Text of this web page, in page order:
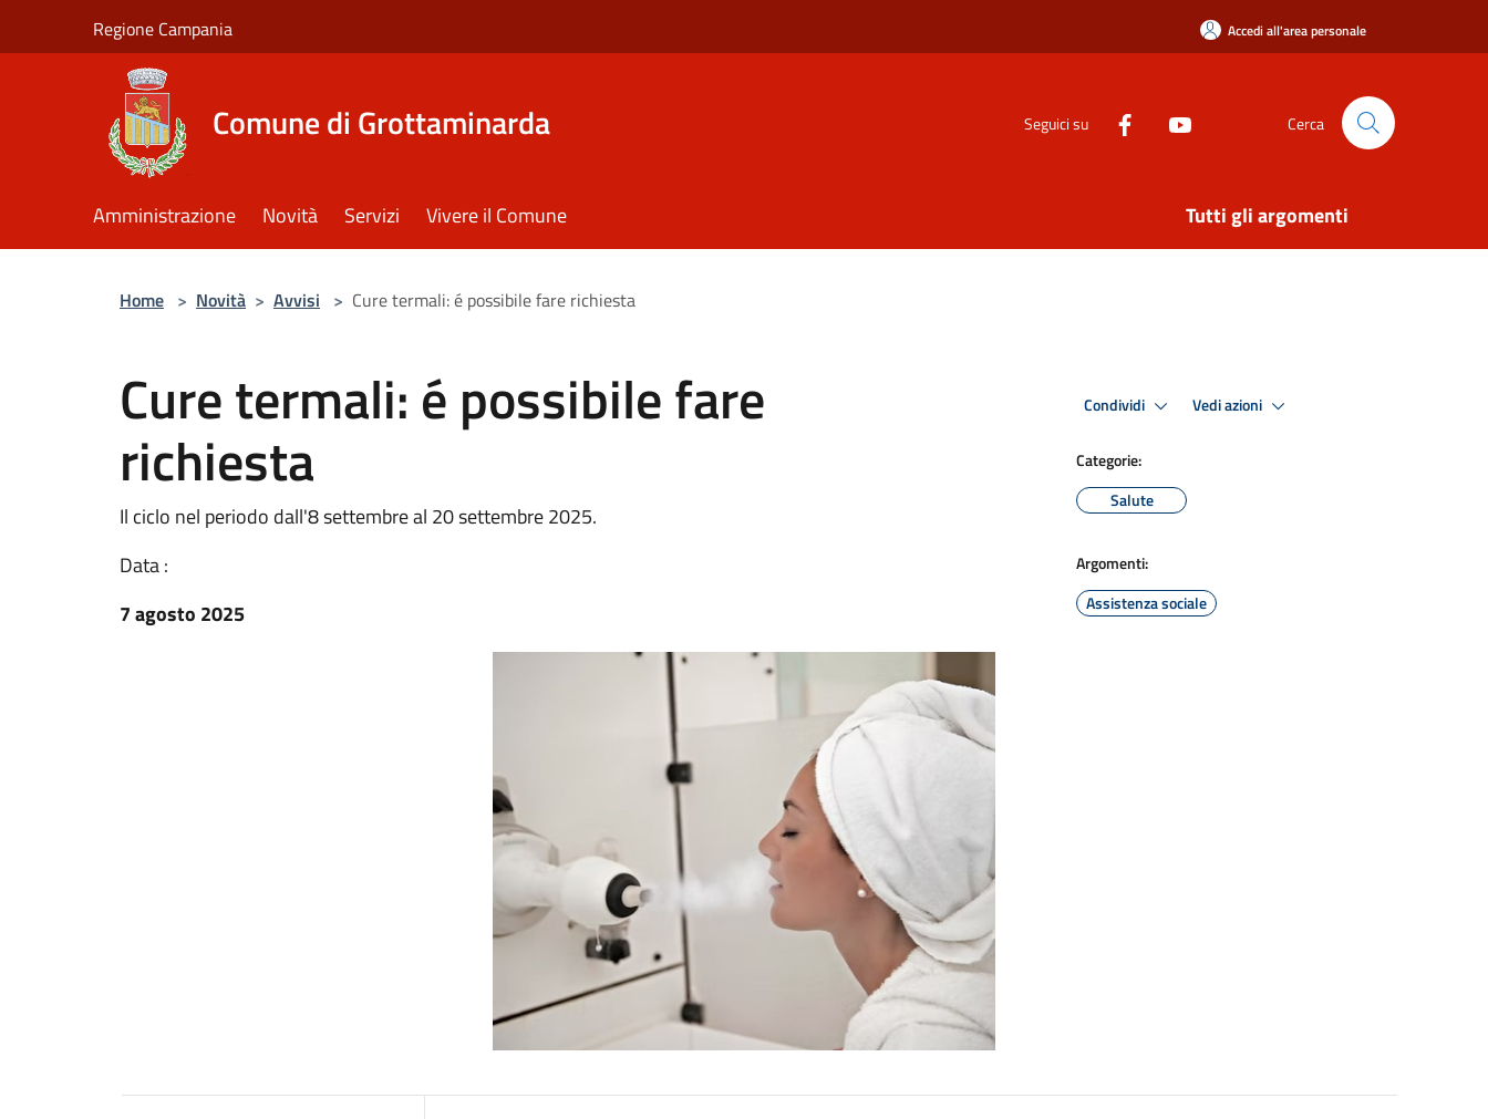
Regione Campania Accedi all'area personale
Comune di Grottaminarda Seguici su Cerca
Amministrazione Novità Servizi Vivere il Comune Tutti gli argomenti
Home > Novità > Avvisi > Cure termali: é possibile fare richiesta
Cure termali: é possibile fare
richiesta
Il ciclo nel periodo dall'8 settembre al 20 settembre 2025.
Data :
7 agosto 2025
Condividi Vedi azioni
Categorie:
Salute
Argomenti:
Assistenza sociale